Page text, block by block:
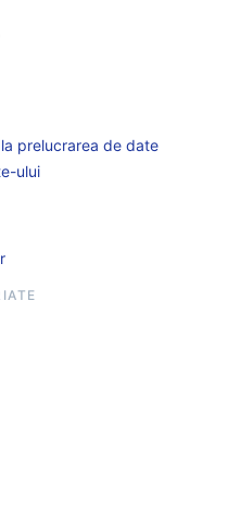
prelucrarea de date
ului